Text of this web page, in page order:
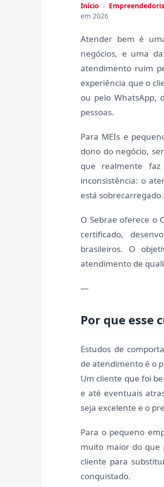
Início ›
em 2026
Atender bem é
negócios, e uma
atendimento ruim
experiência que o
ou pelo WhatsApp,
pessoas.
Para MEIs e
dono do negócio,
que realmente
inconsistência: o
está sobrecarregado.
O Sebrae oferece o
certificado,
brasileiros. O
atendimento de
—
Por que esse
Estudos de
de atendimento é o
Um cliente que foi
e até eventuais
seja excelente e o
Para o pequeno
muito maior do que
cliente para
conquistado.